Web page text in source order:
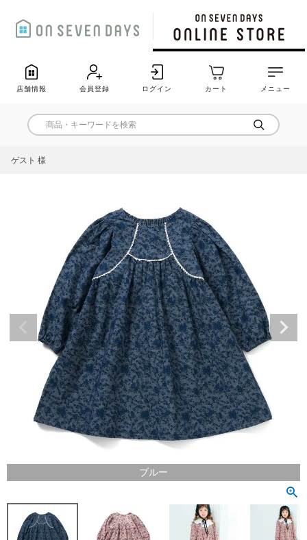
店舗情報 会員登録 ログイン カート メニュー
ゲスト 様
ブルー